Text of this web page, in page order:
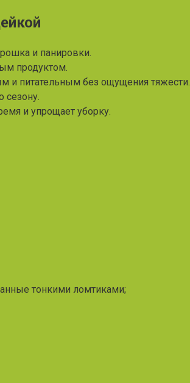
и панировки.
продуктом.
и питательным без ощущения тяжести.
сезону.
и упрощает уборку.
тонкими ломтиками;